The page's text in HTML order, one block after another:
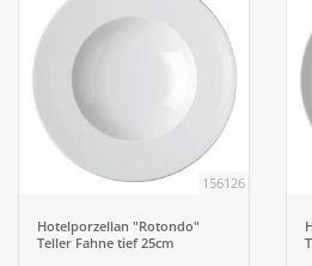
156126
Hotelporzellan "Rotondo"
Teller Fahne tief 25cm